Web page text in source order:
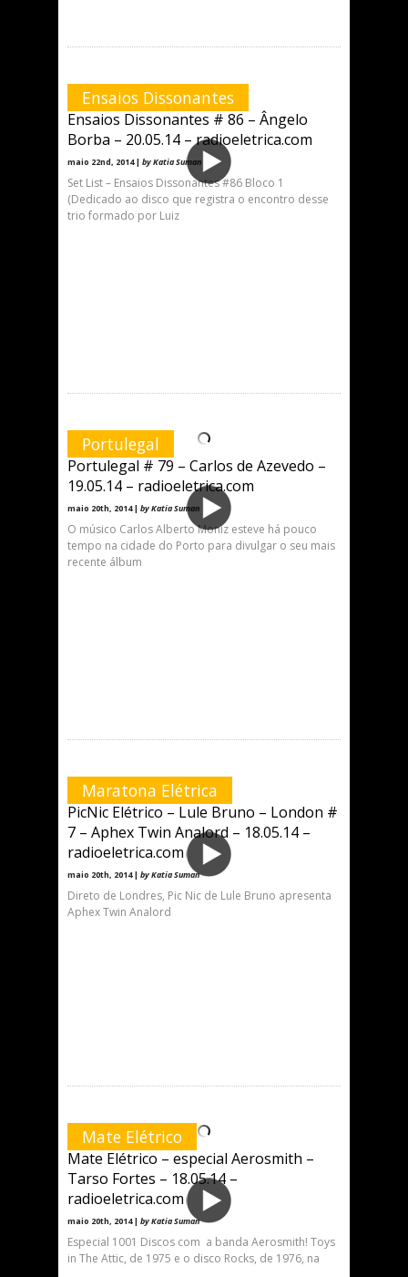
Ensaios Dissonantes
Ensaios Dissonantes # 86 – Ângelo
Borba – 20.05.14 – radioeletrica.com
maio 22nd, 2014 | by Katia Suman
Set List – Ensaios Dissonantes #86 Bloco 1
(Dedicado ao disco que registra o encontro desse
trio formado por Luiz
Portulegal
Portulegal # 79 – Carlos de Azevedo –
19.05.14 – radioeletrica.com
maio 20th, 2014 | by Katia Suman
O músico Carlos Alberto Moniz esteve há pouco
tempo na cidade do Porto para divulgar o seu mais
recente álbum
Maratona Elétrica
PicNic Elétrico – Lule Bruno – London #
7 – Aphex Twin Analord – 18.05.14 –
radioeletrica.com
maio 20th, 2014 | by Katia Suman
Direto de Londres, Pic Nic de Lule Bruno apresenta
Aphex Twin Analord
Mate Elétrico
Mate Elétrico – especial Aerosmith –
Tarso Fortes – 18.05.14 –
radioeletrica.com
maio 20th, 2014 | by Katia Suman
Especial 1001 Discos com a banda Aerosmith! Toys
in The Attic, de 1975 e o disco Rocks, de 1976, na